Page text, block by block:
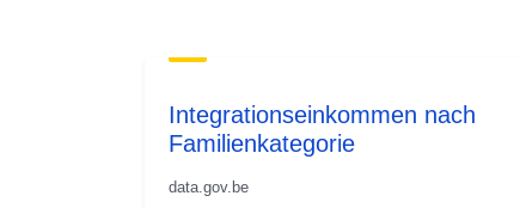
Integrationseinkommen nach
Familienkategorie
data.gov.be